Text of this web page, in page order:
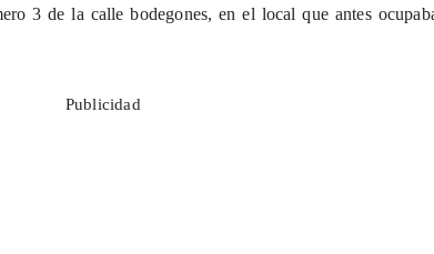
3 de la calle bodegones, en el local que antes
Publicidad